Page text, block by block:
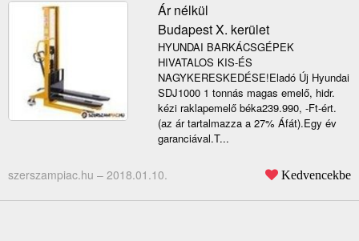
Ár nélkül
Budapest X. kerület
HYUNDAI BARKÁCSGÉPEK
HIVATALOS KIS-ÉS
NAGYKERESKEDÉSE!Eladó Új Hyundai
SDJ1000 1 tonnás magas emelő, hidr.
kézi raklapemelő béka239.990, -Ft-ért.
(az ár tartalmazza a 27% Áfát).Egy év
garanciával.T...
szerszampiac.hu – 2018.01.10. Kedvencekbe